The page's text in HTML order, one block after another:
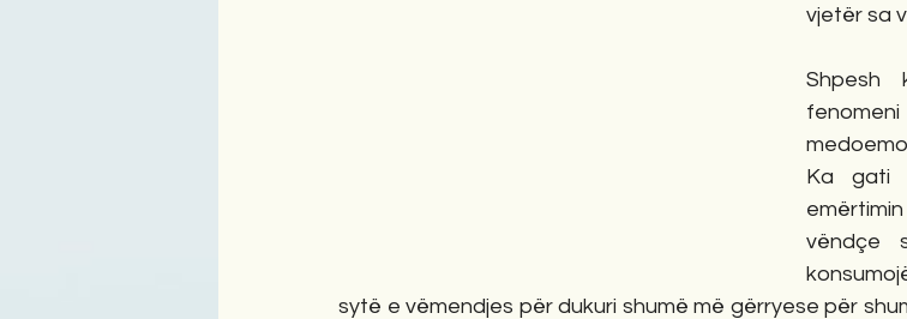
vjetër sa
Shpesh
Ka gati
vëndçe
sytë e vëmendjes për dukuri shumë më gërryese për